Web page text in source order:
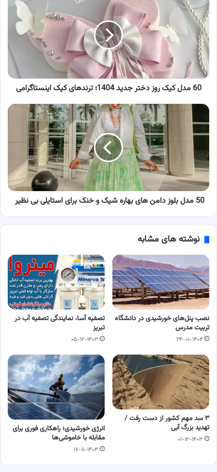
مدل
کیک
روز
دختر
جدید
ترندهای
کیک
اینستاگرامی
60 مدل کیک روز دختر جدید 1404؛ ترندهای کیک اینستاگرامی
50
بلوز
های
بهاره
شیک
و
خنک
برای
50 مدل بلوز دامن های بهاره شیک و خنک برای استایلی بی نظیر
نوشته های مشابه
نصب پنل‌های خورشیدی در دانشگاه
تربیت مدرس
۲۴-۰۱-۱۴۰۴
تصفیه آسا، نمایندگی تصفیه آب در
تبریز
۰۵-۱۲-۱۴۰۳
۳ سد مهم کشور از دست رفت /
تهدید بزرگ آبی
۰۱-۱۲-۱۴۰۳
انرژی خورشیدی؛ راهکاری فوری برای
مقابله با خاموشی‌ها
۱۷-۱۱-۱۴۰۳